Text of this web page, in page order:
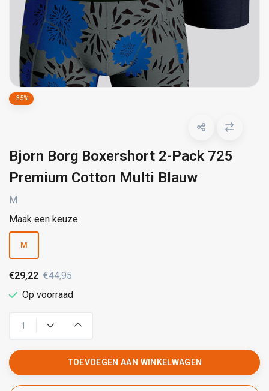
-35%
Bjorn Borg Boxershort 2-Pack 725
Premium Cotton Multi Blauw
M
Maak een keuze
M
€29,22 €44,95
Op voorraad
TOEVOEGEN AAN WINKELWAGEN